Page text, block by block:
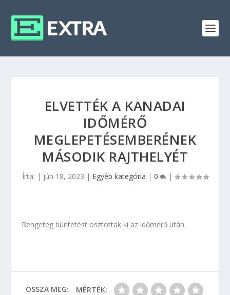
ELVETTÉK A KANADAI
IDŐMÉRŐ
MEGLEPETÉSEMBERÉNEK
MÁSODIK RAJTHELYÉT
Írta: | jún 18, 2023 | Egyéb kategória | 0 |
Rengeteg büntetést osztottak ki az időmérő után.
OSSZA MEG: MÉRTÉK: